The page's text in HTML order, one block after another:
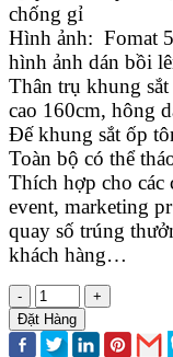
chống gỉ
Hình ảnh: Fomat
hình ảnh dán bồi
Thân trụ khung
cao 160cm, hông
Đế khung sắt ốp
Toàn bộ có thể
Thích hợp cho các
event, marketing
quay số trúng
khách hàng…
-
+
Đặt Hàng